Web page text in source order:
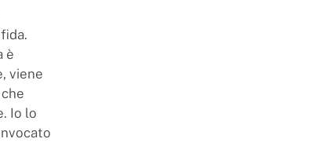
è
viene
Io lo